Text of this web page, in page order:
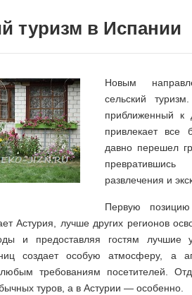
туризм в Испании
Новым
сельский
приближенный к
привлекает
давно перешел
развлечения и
Первую
Астурия, лучше других регионов
и предоставляя гостям лучшие
создает особую атмосферу, а
любым требованиям посетителей.
туров, а в Астурии — особенно.